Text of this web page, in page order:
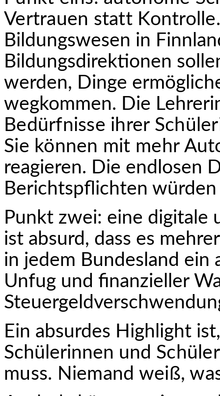
Vertrauen statt
Bildungswesen in
Bildungsdirektionen
werden, Dinge
wegkommen. Die
Bedürfnisse ihrer
Sie können mit mehr
reagieren. Die endlosen
Berichtspflichten
Punkt zwei: eine digitale
ist absurd, dass es
in jedem Bundesland ein
Unfug und finanzieller
Ein absurdes Highlight
Schülerinnen und
muss. Niemand weiß,